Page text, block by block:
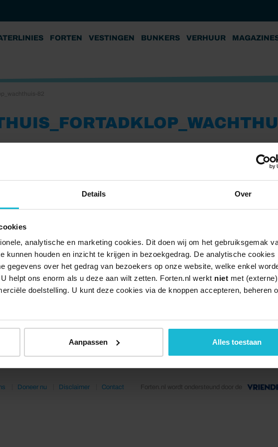
Details Over
analytische en marketing cookies. Dit doen wij om het gebruiksgemak
kunnen houden en inzicht te krijgen in bezoekgedrag. De analytische cookies
gegevens over het gedrag van bezoekers op onze website, welke enkel
helpt ons enorm als u deze aan wilt zetten. Forten.nl werkt niet met (externe)
doelstelling. U kunt deze cookies via de knoppen accepteren, beheren
Aanpassen Alles toestaan
FORTEN VESTINGEN BUNKERS VERHUUR
Doneer nu Disclaimer Contact Forten.nl wordt ondersteund door de